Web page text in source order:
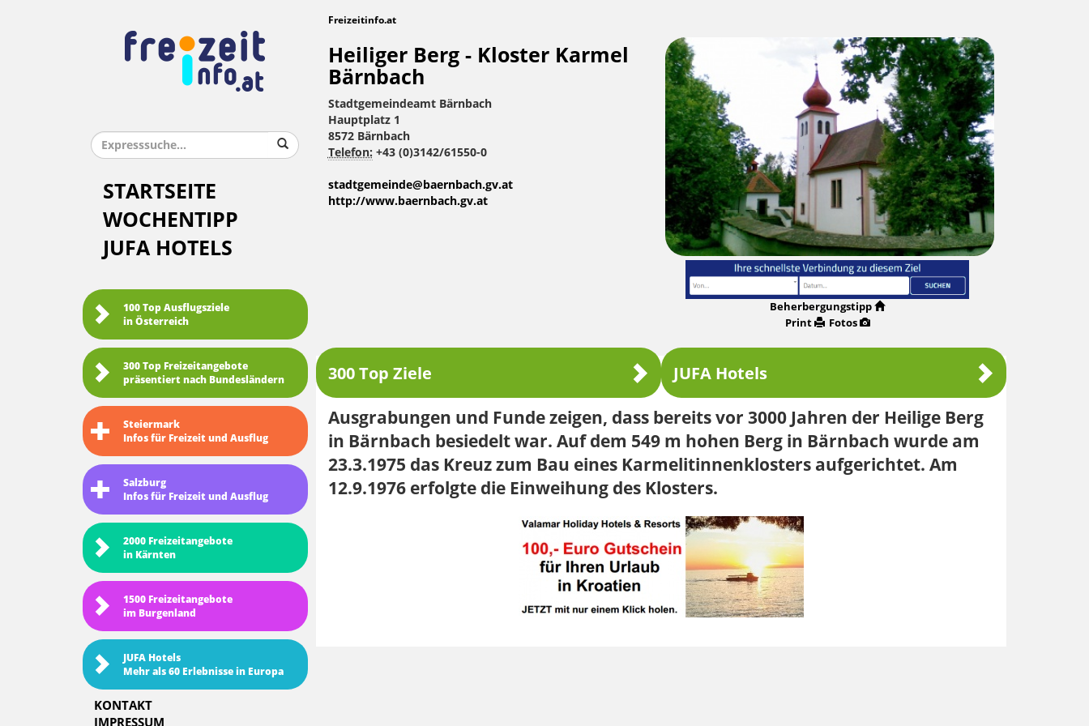
STARTSEITE
WOCHENTIPP
JUFA HOTELS
100 Top Ausflugsziele
in Österreich
300 Top Freizeitangebote
präsentiert nach Bundesländern
Steiermark
Infos für Freizeit und Ausflug
Salzburg
Infos für Freizeit und Ausflug
2000 Freizeitangebote
in Kärnten
1500 Freizeitangebote
im Burgenland
JUFA Hotels
Mehr als 60 Erlebnisse in Europa
KONTAKT
IMPRESSUM
Freizeitinfo.at
Heiliger Berg - Kloster Karmel
Bärnbach
Stadtgemeindeamt Bärnbach
Hauptplatz 1
8572 Bärnbach
Telefon: +43 (0)3142/61550-0
stadtgemeinde@baernbach.gv.at
http://www.baernbach.gv.at
Beherbergungstipp
Print
Fotos
300 Top Ziele JUFA Hotels
Ausgrabungen und Funde zeigen, dass bereits vor 3000 Jahren der Heilige Berg
in Bärnbach besiedelt war. Auf dem 549 m hohen Berg in Bärnbach wurde am
23.3.1975 das Kreuz zum Bau eines Karmelitinnenklosters aufgerichtet. Am
12.9.1976 erfolgte die Einweihung des Klosters.